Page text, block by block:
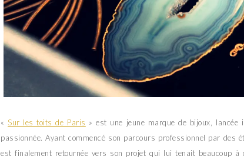
« Sur les toits de Paris » est une jeune marque de bijoux,
passionnée. Ayant commencé son parcours professionnel par des
est finalement retournée vers son projet qui lui tenait beaucoup